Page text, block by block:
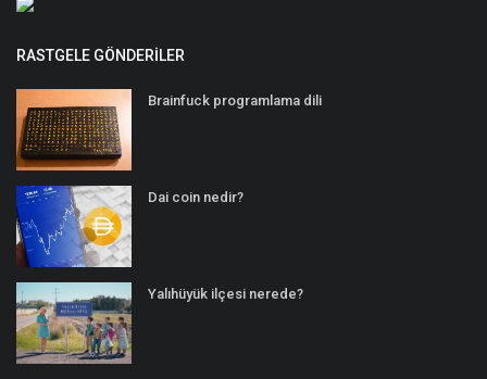
RASTGELE GÖNDERILER
Brainfuck programlama dili
Dai coin nedir?
Yalıhüyük ilçesi nerede?